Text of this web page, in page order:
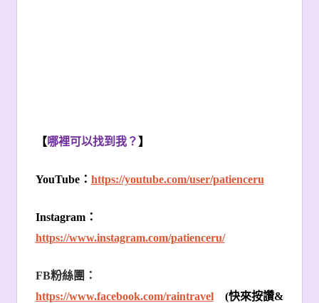
【哪裡可以找到我？ 】
YouTube： https://youtube.com/user/patienceru
Instagram：
https://www.instagram.com/patienceru/
FB粉絲團：
https://www.facebook.com/raintravel
(快來按讚&